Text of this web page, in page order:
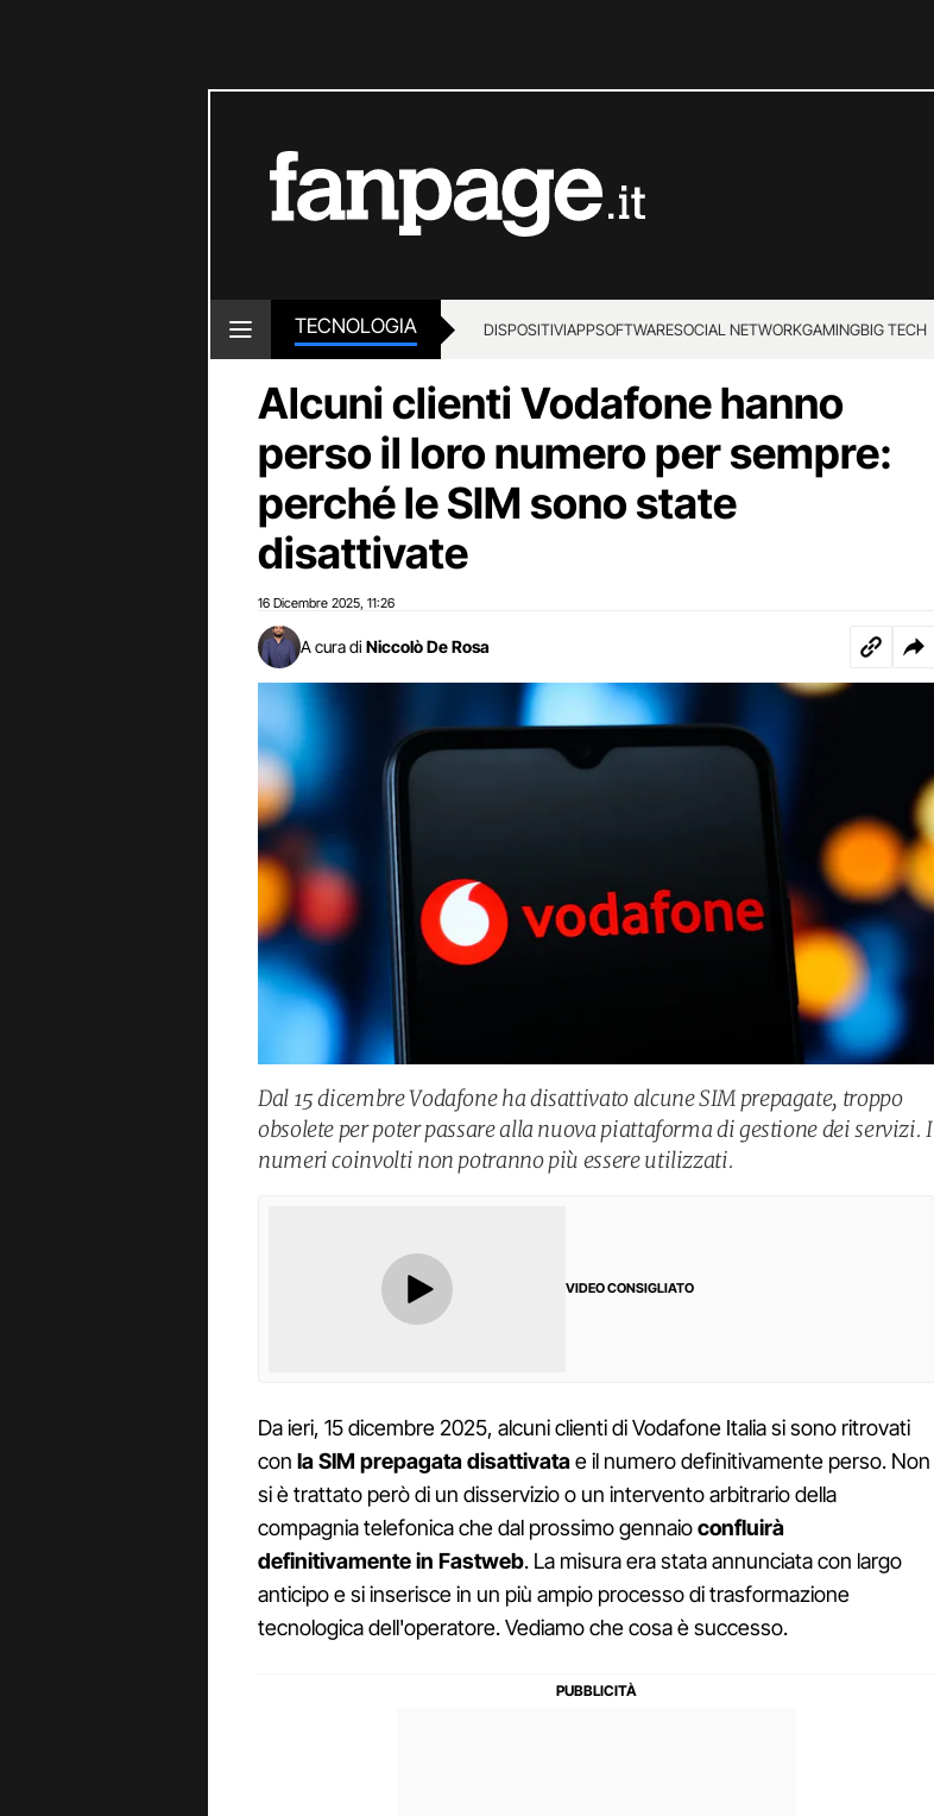
TECNOLOGIA DISPOSITIVIAPPSOFTWARESOCIAL NETWORKGAMINGBIG TECH
Alcuni clienti Vodafone hanno
perso il loro numero per sempre:
perché le SIM sono state
disattivate
16 Dicembre 2025 11:26
A cura di Niccolò De Rosa
Dal 15 dicembre Vodafone ha disattivato alcune SIM prepagate, troppo
obsolete per poter passare alla nuova piattaforma di gestione dei servizi. I
numeri coinvolti non potranno più essere utilizzati.
VIDEO CONSIGLIATO
Da ieri, 15 dicembre 2025, alcuni clienti di Vodafone Italia si sono ritrovati
con la SIM prepagata disattivatae il numero definitivamente perso. Non
si è trattato però di un disservizio o un intervento arbitrario della
compagnia telefonica che dal prossimo gennaioconfluirà
definitivamente in Fastweb. La misura era stata annunciata con largo
anticipo e si inserisce in un più ampio processo di trasformazione
tecnologica dell'operatore. Vediamo che cosa è successo.